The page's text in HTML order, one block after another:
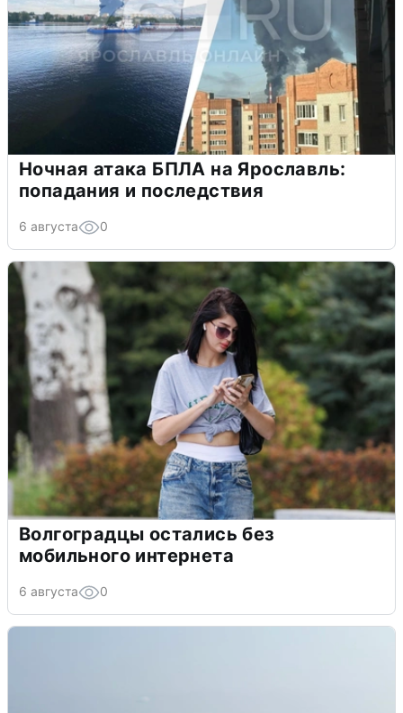
Ночная атака БПЛА на Ярославль:
попадания и последствия
6 августа 0
Волгоградцы остались без
мобильного интернета
6 августа 0